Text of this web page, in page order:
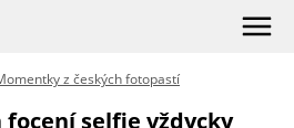
z českých fotopastí
focení selfie vždycky